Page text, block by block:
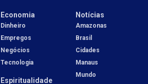
Economia
Dinheiro
Empregos
Negócios
Tecnologia
Espiritualidade
Notícias
Amazonas
Brasil
Cidades
Manaus
Mundo